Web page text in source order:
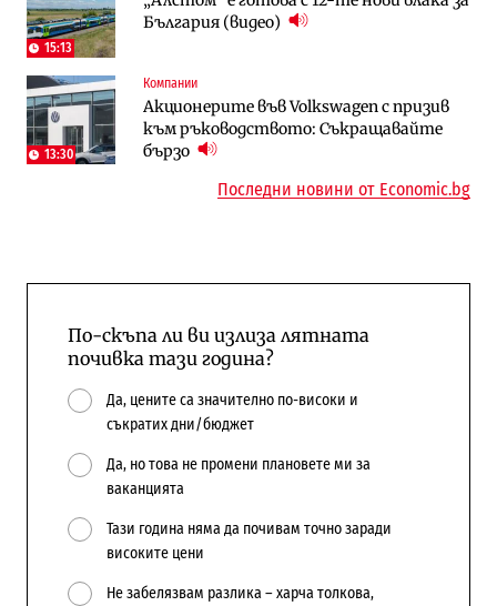
15:13
България (видео)
13:30
Компании
Акционерите във Volkswagen с призив
към ръководството: Съкращавайте
бързо
медии обмислят да се откажат
Компании
„Ендуросат“ ще строи огромен
космически и отбранителен център в
Доброславци
космически и отбранителен център в
10:12
Енергетика
Държавният ТЕЦ „Марица изток 2“
работи с 5 блока
Последни новини от Economic.bg
По-скъпа ли ви излиза лятната
почивка тази година?
Да, цените са значително по-високи и
съкратих дни/бюджет
Да, но това не промени плановете ми за
ваканцията
Тази година няма да почивам точно заради
високите цени
Не забелязвам разлика – харча толкова,